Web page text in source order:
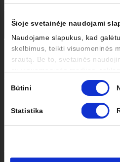
Šioje svetainėje naudojami
Naudojame slapukus, kad
skelbimus, teikti visuomeninės
srautą. Be to, svetainės
partneriais, kurie gali ją pridėti
naudojant paslaugas surinktos
Būtini
Statistika
Apie mus
Kontaktai
Facebook
Privatumo politika